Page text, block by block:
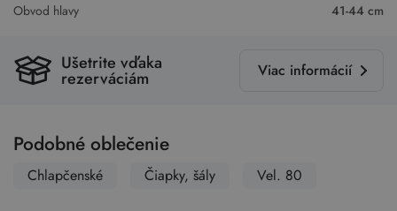
Obvod hlavy 41-44 cm
Ušetrite vďaka
rezerváciám Viac informácií
Podobné oblečenie
Chlapčenské Čiapky, šály Vel. 80